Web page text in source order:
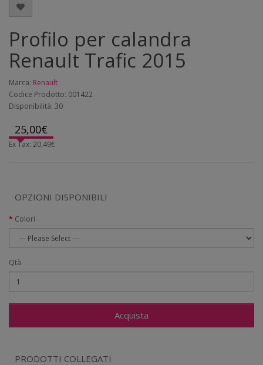
Profilo per calandra
Renault Trafic 2015
Marca: Renault
Codice Prodotto: 001422
Disponibilità: 30
25,00€
Ex Tax: 20,49€
OPZIONI DISPONIBILI
Colori
Qtà
Acquista
PRODOTTI COLLEGATI